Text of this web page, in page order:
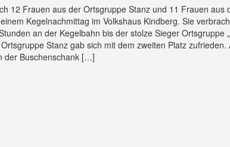
12 Frauen aus der Ortsgruppe Stanz und 11 Frauen aus
Kegelnachmittag im Volkshaus Kindberg. Sie
an der Kegelbahn bis der stolze Sieger Ortsgruppe
Stanz gab sich mit dem zweiten Platz zufrieden.
der Buschenschank […]